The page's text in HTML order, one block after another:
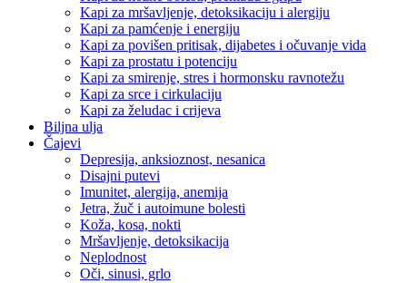
Kapi za mršavljenje, detoksikaciju i alergiju
Kapi za pamćenje i energiju
Kapi za povišen pritisak, dijabetes i očuvanje vida
Kapi za prostatu i potenciju
Kapi za smirenje, stres i hormonsku ravnotežu
Kapi za srce i cirkulaciju
Kapi za želudac i crijeva
Biljna ulja
Čajevi
Depresija, anksioznost, nesanica
Disajni putevi
Imunitet, alergija, anemija
Jetra, žuč i autoimune bolesti
Koža, kosa, nokti
Mršavljenje, detoksikacija
Neplodnost
Oči, sinusi, grlo